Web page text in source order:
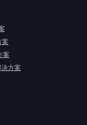
案
案
方案